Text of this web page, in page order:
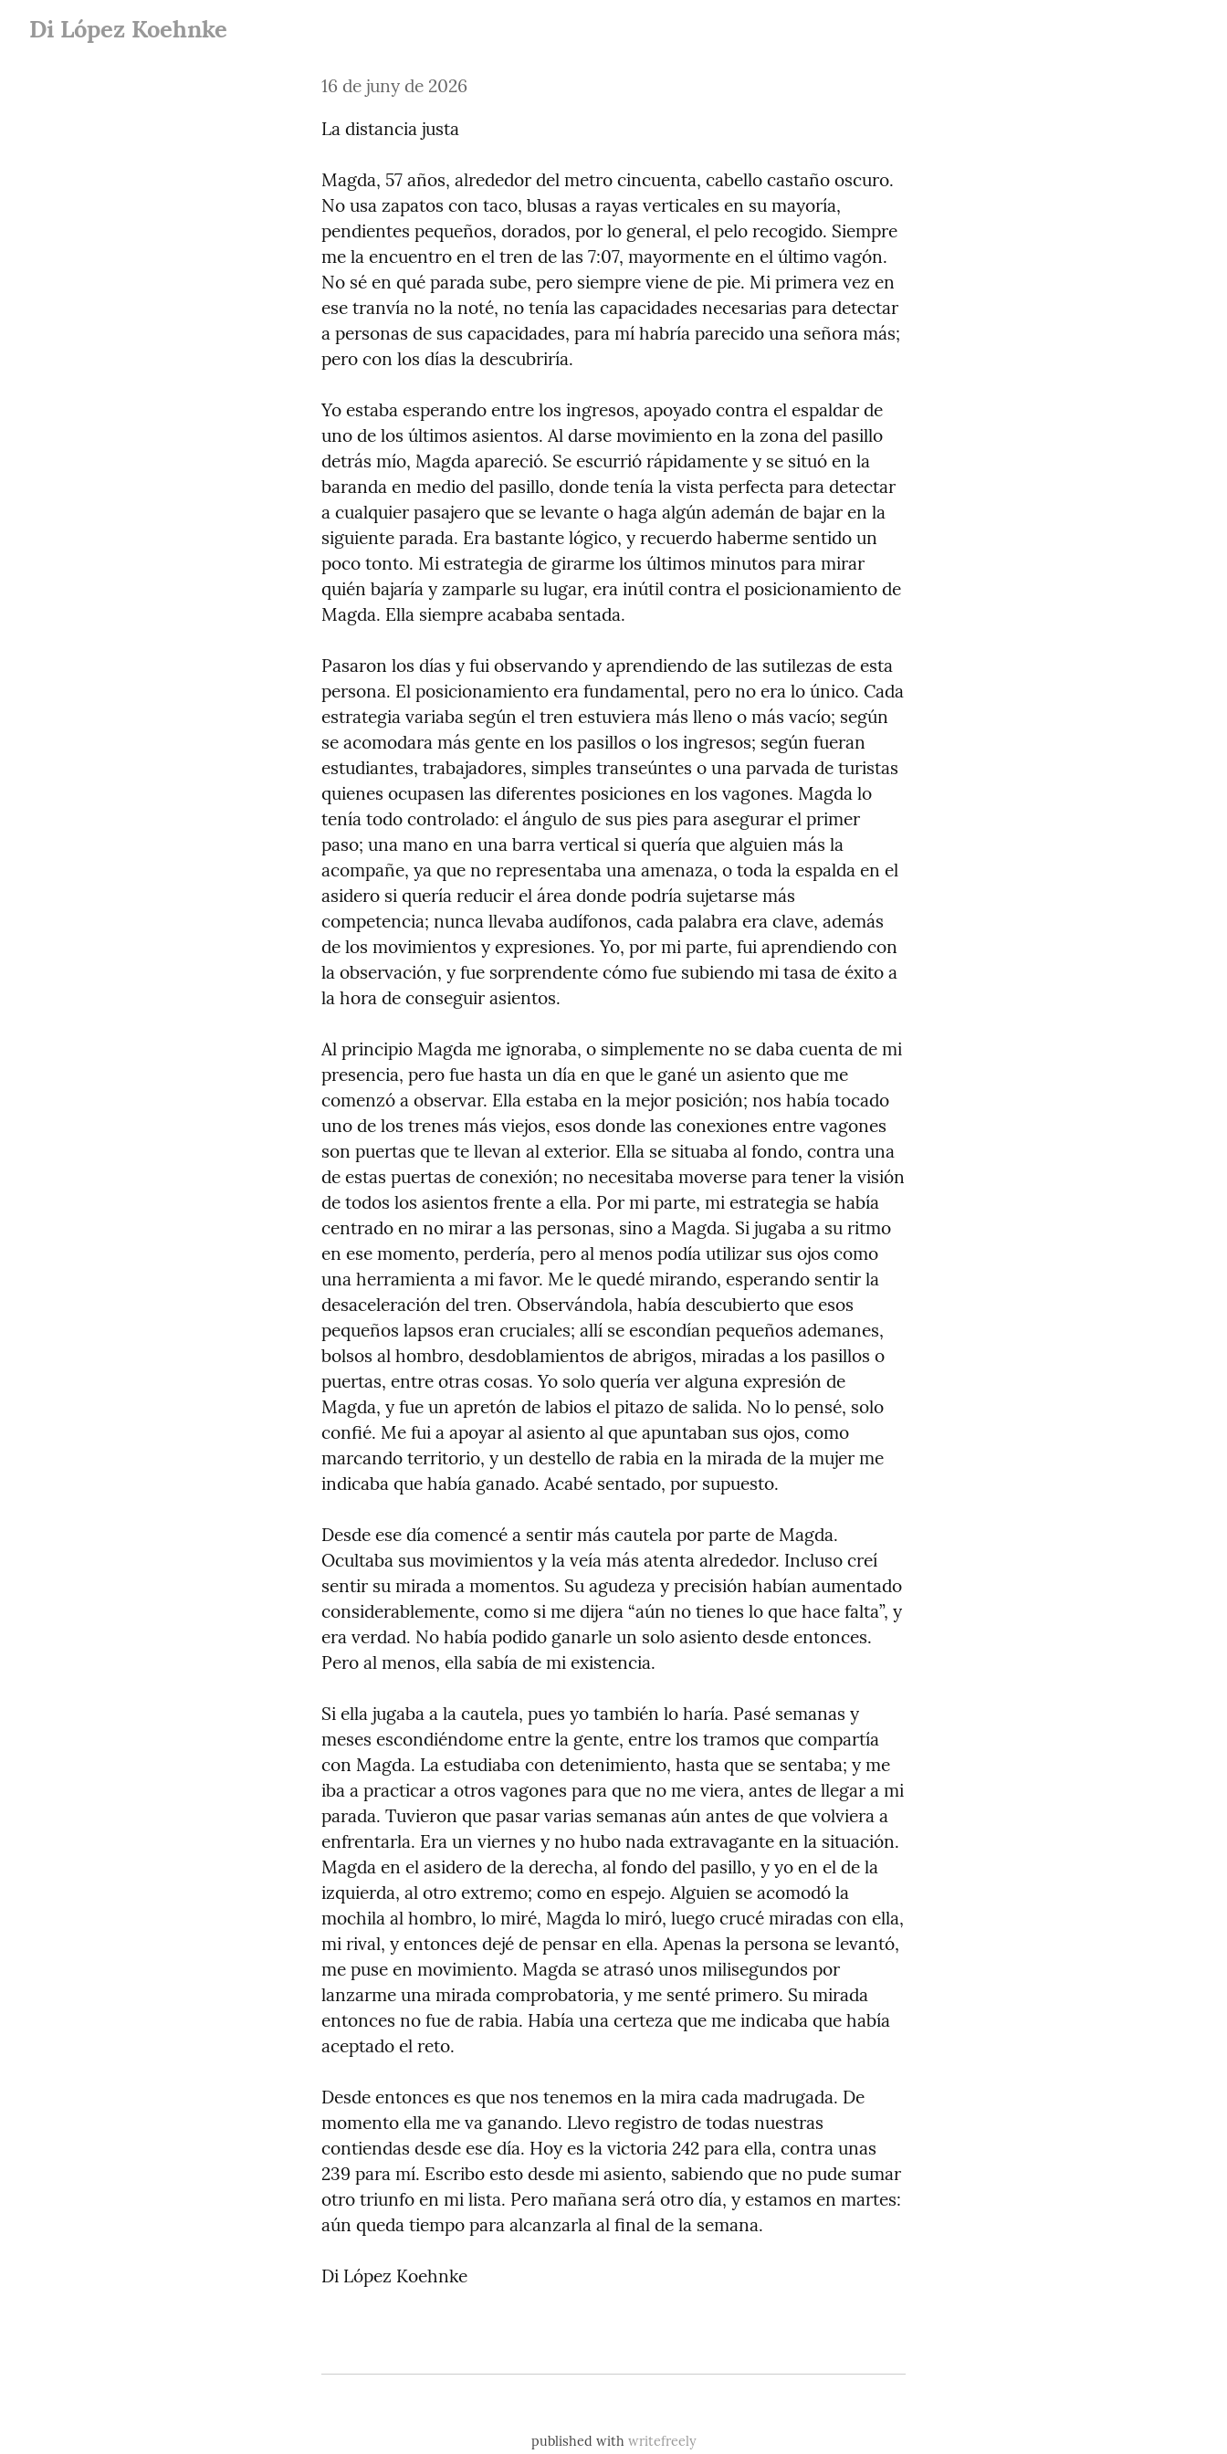
Di López Koehnke
16 de juny de 2026
La distancia justa
Magda, 57 años, alrededor del metro cincuenta, cabello castaño oscuro.
No usa zapatos con taco, blusas a rayas verticales en su mayoría,
pendientes pequeños, dorados, por lo general, el pelo recogido. Siempre
me la encuentro en el tren de las 7:07, mayormente en el último vagón.
No sé en qué parada sube, pero siempre viene de pie. Mi primera vez en
ese tranvía no la noté, no tenía las capacidades necesarias para detectar
a personas de sus capacidades, para mí habría parecido una señora más;
pero con los días la descubriría.
Yo estaba esperando entre los ingresos, apoyado contra el espaldar de
uno de los últimos asientos. Al darse movimiento en la zona del pasillo
detrás mío, Magda apareció. Se escurrió rápidamente y se situó en la
baranda en medio del pasillo, donde tenía la vista perfecta para detectar
a cualquier pasajero que se levante o haga algún ademán de bajar en la
siguiente parada. Era bastante lógico, y recuerdo haberme sentido un
poco tonto. Mi estrategia de girarme los últimos minutos para mirar
quién bajaría y zamparle su lugar, era inútil contra el posicionamiento de
Magda. Ella siempre acababa sentada.
Pasaron los días y fui observando y aprendiendo de las sutilezas de esta
persona. El posicionamiento era fundamental, pero no era lo único. Cada
estrategia variaba según el tren estuviera más lleno o más vacío; según
se acomodara más gente en los pasillos o los ingresos; según fueran
estudiantes, trabajadores, simples transeúntes o una parvada de turistas
quienes ocupasen las diferentes posiciones en los vagones. Magda lo
tenía todo controlado: el ángulo de sus pies para asegurar el primer
paso; una mano en una barra vertical si quería que alguien más la
acompañe, ya que no representaba una amenaza, o toda la espalda en el
asidero si quería reducir el área donde podría sujetarse más
competencia; nunca llevaba audífonos, cada palabra era clave, además
de los movimientos y expresiones. Yo, por mi parte, fui aprendiendo con
la observación, y fue sorprendente cómo fue subiendo mi tasa de éxito a
la hora de conseguir asientos.
Al principio Magda me ignoraba, o simplemente no se daba cuenta de mi
presencia, pero fue hasta un día en que le gané un asiento que me
comenzó a observar. Ella estaba en la mejor posición; nos había tocado
uno de los trenes más viejos, esos donde las conexiones entre vagones
son puertas que te llevan al exterior. Ella se situaba al fondo, contra una
de estas puertas de conexión; no necesitaba moverse para tener la visión
de todos los asientos frente a ella. Por mi parte, mi estrategia se había
centrado en no mirar a las personas, sino a Magda. Si jugaba a su ritmo
en ese momento, perdería, pero al menos podía utilizar sus ojos como
una herramienta a mi favor. Me le quedé mirando, esperando sentir la
desaceleración del tren. Observándola, había descubierto que esos
pequeños lapsos eran cruciales; allí se escondían pequeños ademanes,
bolsos al hombro, desdoblamientos de abrigos, miradas a los pasillos o
puertas, entre otras cosas. Yo solo quería ver alguna expresión de
Magda, y fue un apretón de labios el pitazo de salida. No lo pensé, solo
confié. Me fui a apoyar al asiento al que apuntaban sus ojos, como
marcando territorio, y un destello de rabia en la mirada de la mujer me
indicaba que había ganado. Acabé sentado, por supuesto.
Desde ese día comencé a sentir más cautela por parte de Magda.
Ocultaba sus movimientos y la veía más atenta alrededor. Incluso creí
sentir su mirada a momentos. Su agudeza y precisión habían aumentado
considerablemente, como si me dijera “aún no tienes lo que hace falta”, y
era verdad. No había podido ganarle un solo asiento desde entonces.
Pero al menos, ella sabía de mi existencia.
Si ella jugaba a la cautela, pues yo también lo haría. Pasé semanas y
meses escondiéndome entre la gente, entre los tramos que compartía
con Magda. La estudiaba con detenimiento, hasta que se sentaba; y me
iba a practicar a otros vagones para que no me viera, antes de llegar a mi
parada. Tuvieron que pasar varias semanas aún antes de que volviera a
enfrentarla. Era un viernes y no hubo nada extravagante en la situación.
Magda en el asidero de la derecha, al fondo del pasillo, y yo en el de la
izquierda, al otro extremo; como en espejo. Alguien se acomodó la
mochila al hombro, lo miré, Magda lo miró, luego crucé miradas con ella,
mi rival, y entonces dejé de pensar en ella. Apenas la persona se levantó,
me puse en movimiento. Magda se atrasó unos milisegundos por
lanzarme una mirada comprobatoria, y me senté primero. Su mirada
entonces no fue de rabia. Había una certeza que me indicaba que había
aceptado el reto.
Desde entonces es que nos tenemos en la mira cada madrugada. De
momento ella me va ganando. Llevo registro de todas nuestras
contiendas desde ese día. Hoy es la victoria 242 para ella, contra unas
239 para mí. Escribo esto desde mi asiento, sabiendo que no pude sumar
otro triunfo en mi lista. Pero mañana será otro día, y estamos en martes:
aún queda tiempo para alcanzarla al final de la semana.
Di López Koehnke
published with writefreely